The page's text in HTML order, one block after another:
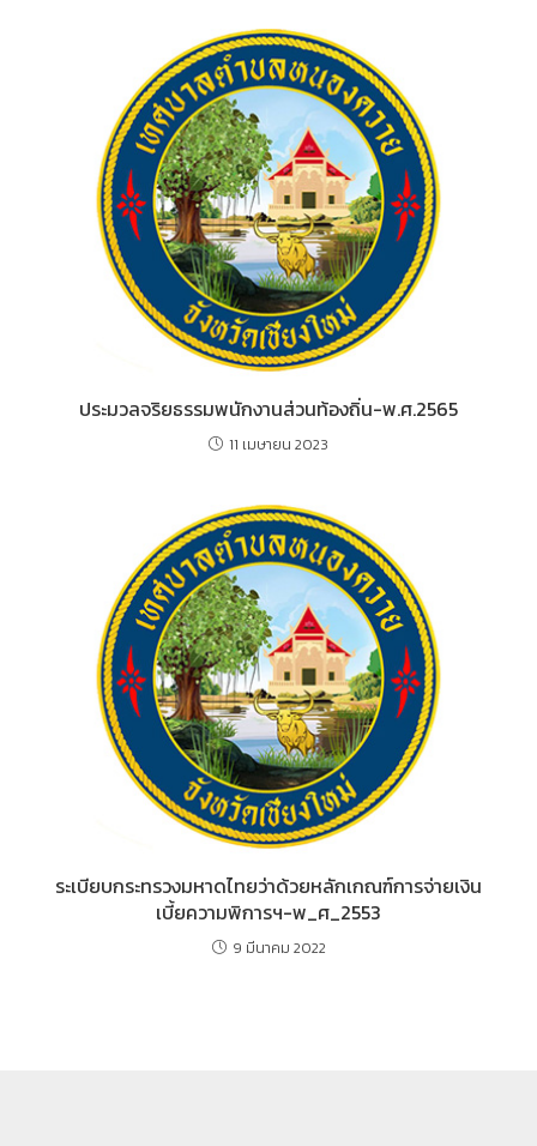
ประมวลจริยธรรมพนักงานส่วนท้องถิ่น-พ.ศ.2565
11 เมษายน 2023
ระเบียบกระทรวงมหาดไทยว่าด้วยหลักเกณฑ์การจ่ายเงิน
เบี้ยความพิการฯ-พ_ศ_2553
9 มีนาคม 2022